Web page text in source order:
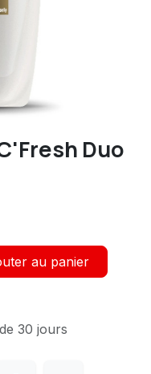
Duo
au panier
30 jours